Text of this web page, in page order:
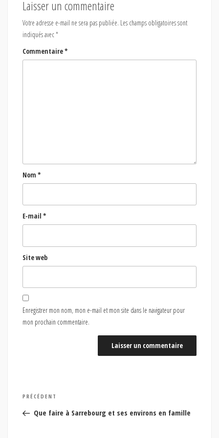
Laisser un commentaire
Votre adresse e-mail ne sera pas publiée. Les champs obligatoires sont
indiqués avec*
Commentaire*
Nom *
E-mail *
Site web
Enregistrer mon nom, mon e-mail et mon site dans le navigateur pour
mon prochain commentaire.
Navigation
de
Article
précédent
PRÉCÉDENT
Que faire à Sarrebourg et ses environs en famille